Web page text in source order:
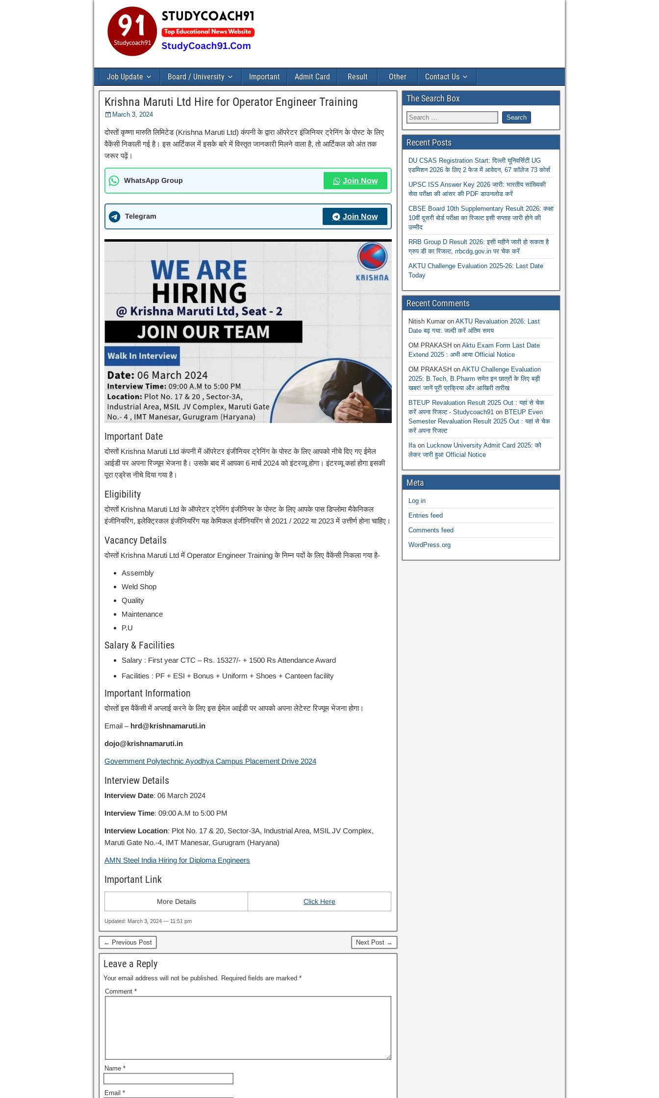
Job Update Board / University Important Admit Card Result Other Contact Us
Krishna Maruti Ltd Hire for Operator Engineer Training
March 3, 2024
दोस्तों कृष्णा मारुति लिमिटेड (Krishna Maruti Ltd) कंपनी के द्वारा ऑपरेटर इंजिनियर ट्रेनिंग के पोस्ट के लिए
वैकेंसी निकाली गई है। इस आर्टिकल में इसके बारे में विस्तृत जानकारी मिलने वाला है, तो आर्टिकल को अंत तक
जरूर पढ़ें।
WhatsApp Group Join Now
Telegram Join Now
Important Date
दोस्तों Krishna Maruti Ltd कंपनी में ऑपरेटर इंजीनियर ट्रेनिंग के पोस्ट के लिए आपको नीचे दिए गए ईमेल
आईडी पर अपना रिज्यूम भेजना है। उसके बाद में आपका 6 मार्च 2024 को इंटरव्यू होगा। इंटरव्यू कहां होगा इसकी
पूरा एड्रेस नीचे दिया गया है।
Eligibility
दोस्तों Krishna Maruti Ltd के ऑपरेटर ट्रेनिंग इंजीनियर के पोस्ट के लिए आपके पास डिप्लोमा मैकेनिकल
इंजीनियरिंग, इलेक्ट्रिकल इंजीनियरिंग यह केमिकल इंजीनियरिंग से 2021 / 2022 या 2023 में उत्तीर्ण होना चाहिए।
Vacancy Details
दोस्तों Krishna Maruti Ltd में Operator Engineer Training के निम्न पदों के लिए वैकेंसी निकला गया है-
Assembly
Weld Shop
Quality
Maintenance
P.U
Salary & Facilities
Salary : First year CTC – Rs. 15327/- + 1500 Rs Attendance Award
Facilities : PF + ESI + Bonus + Uniform + Shoes + Canteen facility
Important Information
दोस्तों इस वैकेंसी में अप्लाई करने के लिए इस ईमेल आईडी पर आपको अपना लेटेस्ट रिज्यूम भेजना होगा।
Email – hrd@krishnamaruti.in
dojo@krishnamaruti.in
Government Polytechnic Ayodhya Campus Placement Drive 2024
Interview Details
Interview Date: 06 March 2024
Interview Time: 09:00 A.M to 5:00 PM
Interview Location: Plot No. 17 & 20, Sector-3A, Industrial Area, MSIL JV Complex,
Maruti Gate No.-4, IMT Manesar, Gurugram (Haryana)
AMN Steel India Hiring for Diploma Engineers
Important Link
More Details Click Here
Updated: March 3, 2024 — 11:51 pm
← Previous Post Next Post →
Leave a Reply
Your email address will not be published. Required fields are marked *
Comment *
Name *
Email *
The Search Box
Recent Posts
DU CSAS Registration Start: दिल्ली यूनिवर्सिटी UG
एडमिशन 2026 के लिए 2 फेज में आवेदन, 67 कॉलेज 73 कोर्स
UPSC ISS Answer Key 2026 जारी: भारतीय सांख्यिकी
सेवा परीक्षा की आंसर की PDF डाउनलोड करें
CBSE Board 10th Supplementary Result 2026: कक्षा
10वीं दूसरी बोर्ड परीक्षा का रिजल्ट इसी सप्ताह जारी होने की
उम्मीद
RRB Group D Result 2026: इसी महीने जारी हो सकता है
ग्रुप डी का रिजल्ट, rrbcdg.gov.in पर चेक करें
AKTU Challenge Evaluation 2025-26: Last Date
Today
Recent Comments
Nitish Kumaron AKTU Revaluation 2026: Last
Date बढ़ गया: जल्दी करें अंतिम समय
OM PRAKASH on Aktu Exam Form Last Date
Extend 2025 : अभी आया Official Notice
OM PRAKASH on AKTU Challenge Evaluation
2025: B.Tech, B.Pharm समेत इन छात्रों के लिए बड़ी
खबर! जानें पूरी प्रक्रिया और आखिरी तारीख
BTEUP Revaluation Result 2025 Out : यहां से चेक
करें अपना रिजल्ट - Studycoach91on BTEUP Even
Semester Revaluation Result 2025 Out : यहां से चेक
करें अपना रिजल्ट
Ifaon Lucknow University Admit Card 2025: को
लेकर जारी हुआ Official Notice
Meta
Log in
Entries feed
Comments feed
WordPress.org